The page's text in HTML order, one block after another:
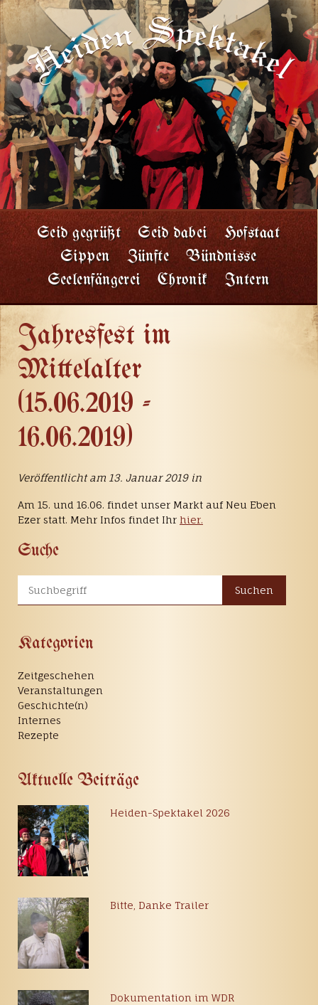
Seid gegrüßt Seid dabei
Hofstaat
Sippen
Zünfte
Bündnisse
Seelenfängerei
Chronik Intern
Jahresfest im
Mittelalter
(15.06.2019 -
16.06.2019)
Veröffentlicht am 13. Januar 2019 in
Am 15. und 16.06. findet unser Markt auf Neu Eben
Ezer statt. Mehr Infos findet Ihr hier.
Suche
Suchen
Kategorien
Zeitgeschehen
Veranstaltungen
Geschichte(n)
Internes
Rezepte
Aktuelle Beiträge
Heiden-Spektakel 2026
Bitte, Danke Trailer
Dokumentation im WDR